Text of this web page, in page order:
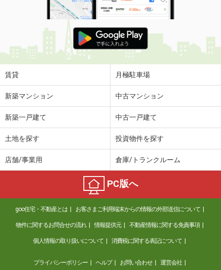
賃貸 月極駐車場
新築マンション 中古マンション
新築一戸建て 中古一戸建て
土地を探す 投資物件を探す
店舗/事業用 倉庫/トランクルーム
PC版へ
goo住宅・不動産とは お客さまご利用端末からの情報の外部送信について
物件に関するお問合せの流れ 情報提供元 不動産情報に関する免責事項
個人情報の取り扱いについて 消費税に関する表記について
プライバシーポリシー ヘルプ お問い合わせ 運営会社